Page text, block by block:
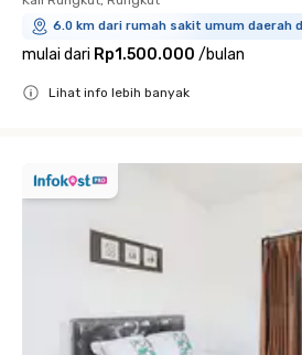
6.0 km dari rumah sakit umum daerah
mulai dari Rp1.500.000 /bulan
Lihat info lebih banyak